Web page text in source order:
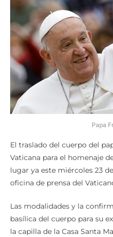
Papa
El traslado del cuerpo del
Vaticana para el homenaje
lugar ya este miércoles 23
oficina de prensa del
Las modalidades y la
basílica del cuerpo para su
la capilla de la Casa Santa